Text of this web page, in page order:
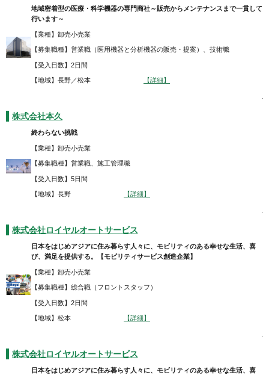
地域密着型の医療・科学機器の専門商社～販売からメンテナンスまで一貫して
行います～
【業種】卸売小売業
【募集職種】営業職（医用機器と分析機器の販売・提案）、技術職
【受入日数】2日間
【地域】長野／松本 【詳細】
.
株式会社本久
終わらない挑戦
【業種】卸売小売業
【募集職種】営業職、施工管理職
【受入日数】5日間
【地域】長野 【詳細】
.
株式会社ロイヤルオートサービス
日本をはじめアジアに住み暮らす人々に、モビリティのある幸せな生活、喜
び、満足を提供する。【モビリティサービス創造企業】
【業種】卸売小売業
【募集職種】総合職（フロントスタッフ）
【受入日数】2日間
【地域】松本 【詳細】
.
株式会社ロイヤルオートサービス
日本をはじめアジアに住み暮らす人々に、モビリティのある幸せな生活、喜